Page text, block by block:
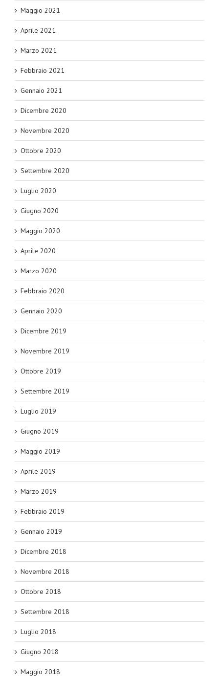
Maggio 2021
Aprile 2021
Marzo 2021
Febbraio 2021
Gennaio 2021
Dicembre 2020
Novembre 2020
Ottobre 2020
Settembre 2020
Luglio 2020
Giugno 2020
Maggio 2020
Aprile 2020
Marzo 2020
Febbraio 2020
Gennaio 2020
Dicembre 2019
Novembre 2019
Ottobre 2019
Settembre 2019
Luglio 2019
Giugno 2019
Maggio 2019
Aprile 2019
Marzo 2019
Febbraio 2019
Gennaio 2019
Dicembre 2018
Novembre 2018
Ottobre 2018
Settembre 2018
Luglio 2018
Giugno 2018
Maggio 2018